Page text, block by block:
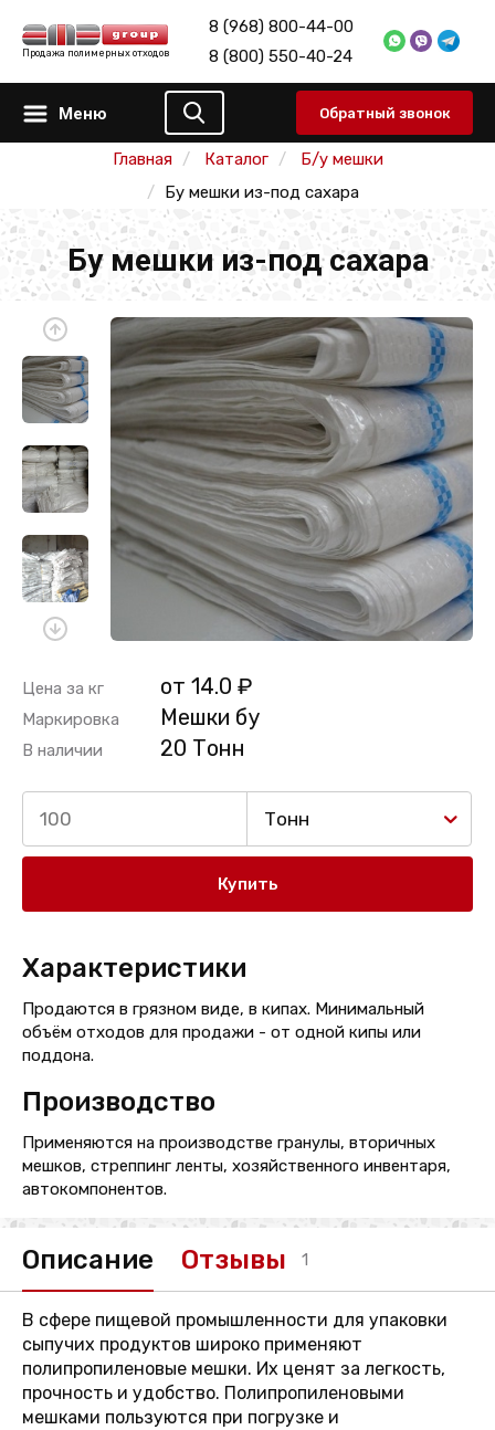
Продажа полимерных отходов
8 (968) 800-44-00
8 (800) 550-40-24
Меню Обратный звонок
Главная Каталог
Б/у мешки
Бу мешки из-под сахара
Бу мешки из-под сахара
Цена за кг от 14.0 ₽
Маркировка Мешки бу
В наличии 20 Тонн
Тонн
Купить
Характеристики
Продаются в грязном виде, в кипах. Минимальный
объём отходов для продажи - от одной кипы или
поддона.
Производство
Применяются на производстве гранулы, вторичных
мешков, стреппинг ленты, хозяйственного инвентаря,
автокомпонентов.
Описание Отзывы 1
В сфере пищевой промышленности для упаковки
сыпучих продуктов широко применяют
полипропиленовые мешки. Их ценят за легкость,
прочность и удобство. Полипропиленовыми
мешками пользуются при погрузке и